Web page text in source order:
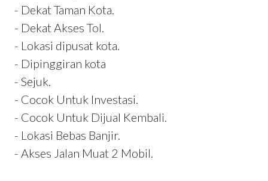
- Dekat Taman Kota.
- Dekat Akses Tol.
- Lokasi dipusat kota.
- Dipinggiran kota
- Sejuk.
- Cocok Untuk Investasi.
- Cocok Untuk Dijual Kembali.
- Lokasi Bebas Banjir.
- Akses Jalan Muat 2 Mobil.